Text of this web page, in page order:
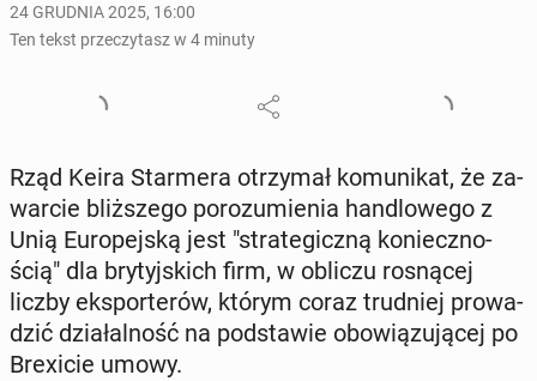
24 GRUDNIA 2025, 16:00
Ten tekst przeczytasz w 4 minuty
Rząd Keira Star­me­ra otrzy­mał ko­mu­ni­kat, że za­
war­cie bliż­sze­go po­ro­zu­mie­nia han­dlo­we­go z
Unią Eu­ro­pej­ską jest "stra­te­gicz­ną ko­niecz­no­
ścią" dla bry­tyj­skich firm, w obliczu ro­sną­cej
liczby eks­por­te­rów, którym coraz trud­niej pro­wa­
dzić dzia­łal­ność na pod­sta­wie obo­wią­zu­ją­cej po
Bre­xi­cie umowy.